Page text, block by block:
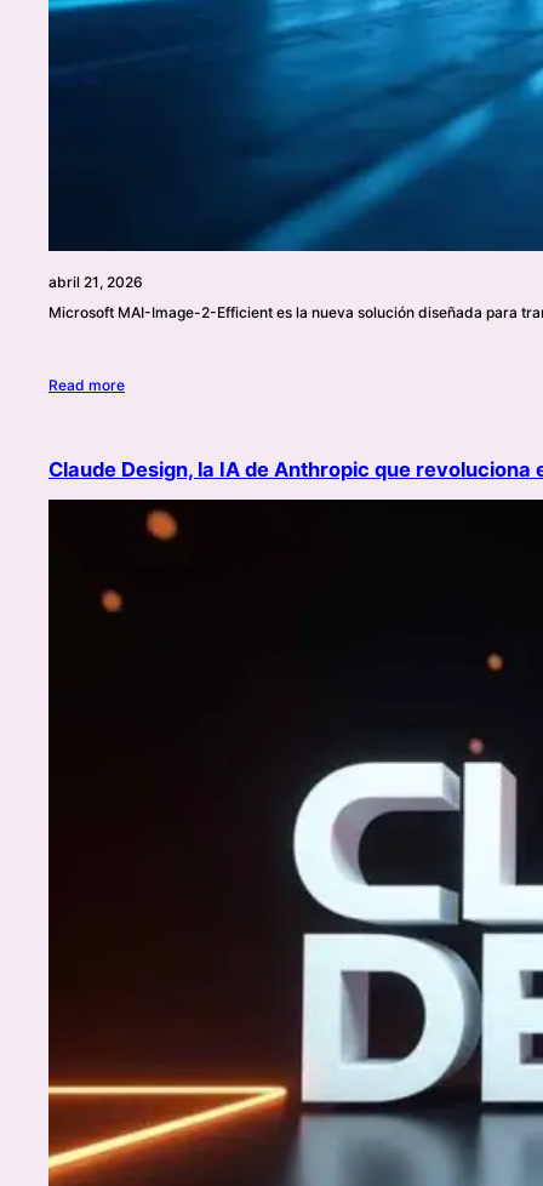
abril 21, 2026
Microsoft MAI-Image-2-Efficient es la nueva solución diseñada para
Read more
Claude Design, la IA de Anthropic que revoluciona